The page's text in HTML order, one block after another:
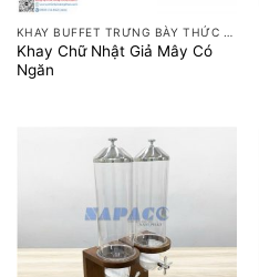
KHAY BUFFET TRƯNG BÀY THỨC ĂN
Khay Chữ Nhật Giả Mây Có
Ngăn